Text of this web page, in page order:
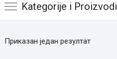
Kategorije i Proizvodi
Приказан један резултат